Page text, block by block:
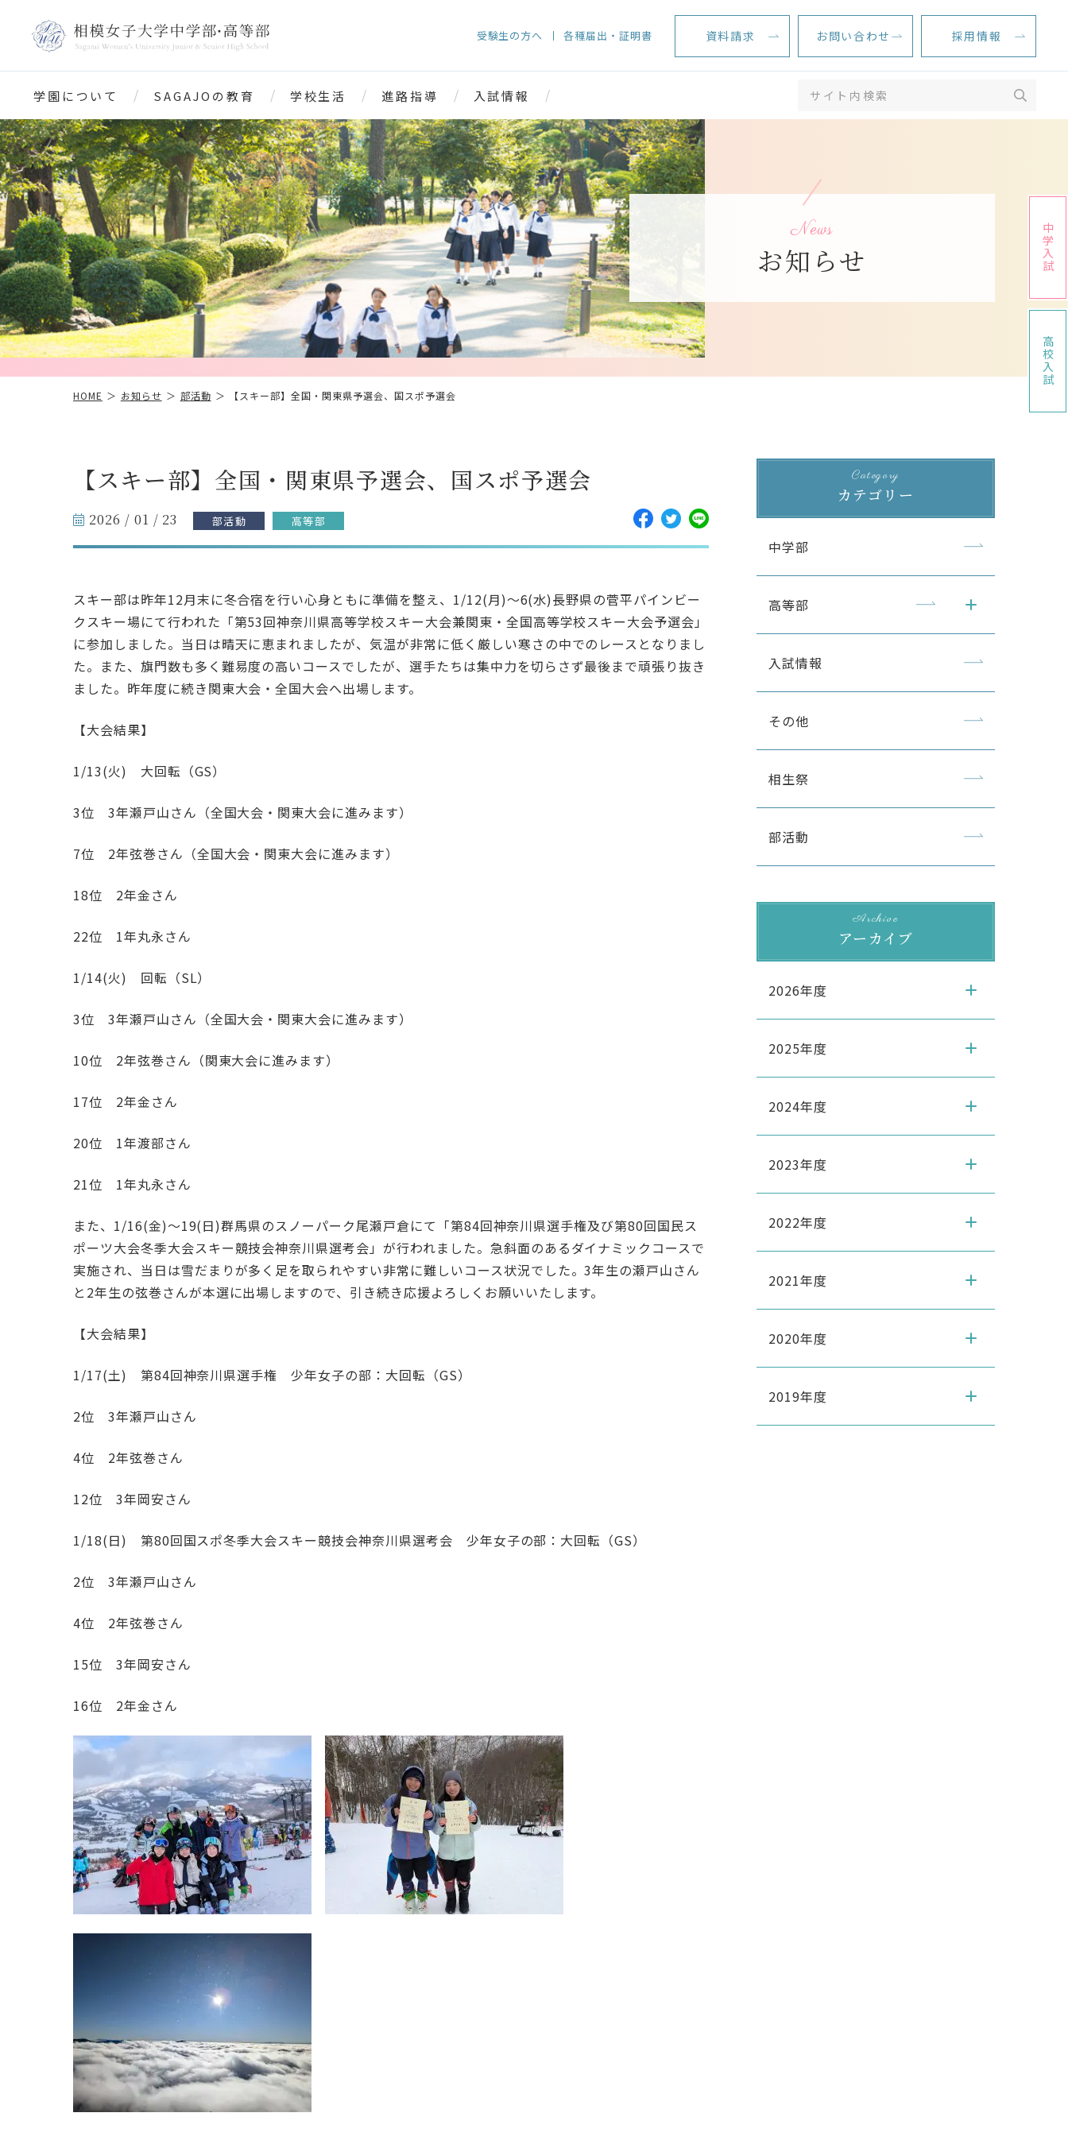
学園について SAGAJOの教育 学校生活 進路指導 入試情報
受験生の方へ 各種届出・証明書 資料請求 お問い合わせ 採用情報
News
お知らせ
HOME お知らせ 部活動 【スキー部】全国・関東県予選会、国スポ予選会
【スキー部】全国・関東県予選会、国スポ予選会
2026 / 01 / 23 部活動 高等部
スキー部は昨年12月末に冬合宿を行い心身ともに準備を整え、1/12(月)～6(水)長野県の菅平パインビー
クスキー場にて行われた「第53回神奈川県高等学校スキー大会兼関東・全国高等学校スキー大会予選会」
に参加しました。当日は晴天に恵まれましたが、気温が非常に低く厳しい寒さの中でのレースとなりまし
た。また、旗門数も多く難易度の高いコースでしたが、選手たちは集中力を切らさず最後まで頑張り抜き
ました。昨年度に続き関東大会・全国大会へ出場します。
【大会結果】
1/13(火) 大回転（GS）
3位 3年瀬戸山さん（全国大会・関東大会に進みます）
7位 2年弦巻さん（全国大会・関東大会に進みます）
18位 2年金さん
22位 1年丸永さん
1/14(火) 回転（SL）
3位 3年瀬戸山さん（全国大会・関東大会に進みます）
10位 2年弦巻さん（関東大会に進みます）
17位 2年金さん
20位 1年渡部さん
21位 1年丸永さん
また、1/16(金)～19(日)群馬県のスノーパーク尾瀬戸倉にて「第84回神奈川県選手権及び第80回国民ス
ポーツ大会冬季大会スキー競技会神奈川県選考会」が行われました。急斜面のあるダイナミックコースで
実施され、当日は雪だまりが多く足を取られやすい非常に難しいコース状況でした。3年生の瀬戸山さん
と2年生の弦巻さんが本選に出場しますので、引き続き応援よろしくお願いいたします。
【大会結果】
1/17(土) 第84回神奈川県選手権 少年女子の部：大回転（GS）
2位 3年瀬戸山さん
4位 2年弦巻さん
12位 3年岡安さん
1/18(日) 第80回国スポ冬季大会スキー競技会神奈川県選考会 少年女子の部：大回転（GS）
2位 3年瀬戸山さん
4位 2年弦巻さん
15位 3年岡安さん
16位 2年金さん
Category
カテゴリー
中学部
高等部
入試情報
その他
相生祭
部活動
Archive
アーカイブ
2026年度
2025年度
2024年度
2023年度
2022年度
2021年度
2020年度
2019年度
中学入試
高校入試